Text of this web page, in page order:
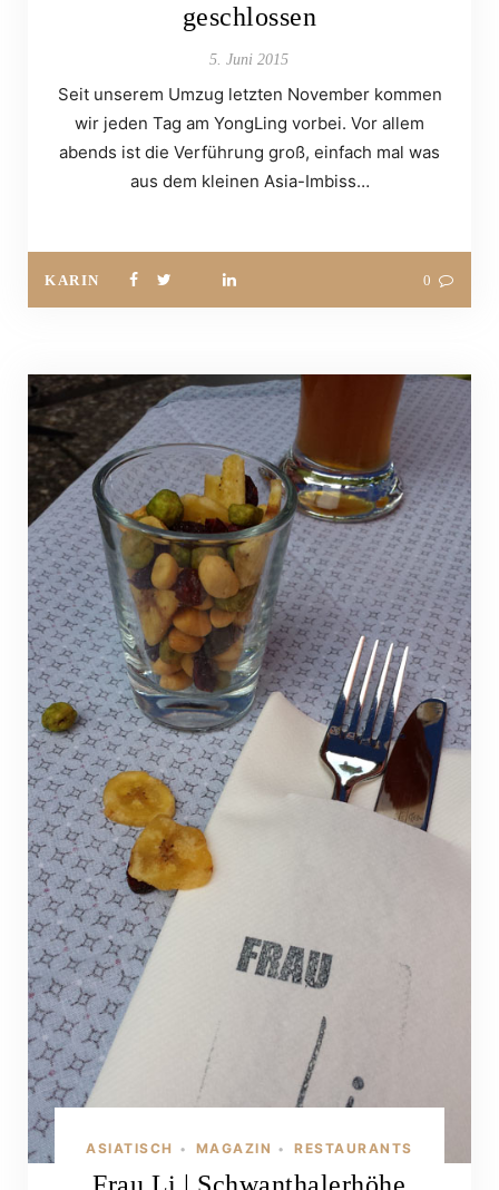
geschlossen
5. Juni 2015
Seit unserem Umzug letzten November kommen
wir jeden Tag am YongLing vorbei. Vor allem
abends ist die Verführung groß, einfach mal was
aus dem kleinen Asia-Imbiss…
KARIN 0
ASIATISCH • MAGAZIN • RESTAURANTS
Frau Li | Schwanthalerhöhe